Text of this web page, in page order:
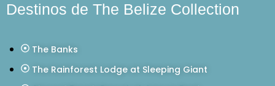
Destinos de The Belize Collection
The Banks
The Rainforest Lodge at Sleeping Giant